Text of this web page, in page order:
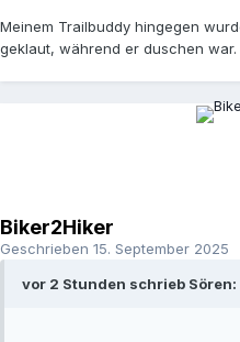
Meinem Trailbuddy hingegen
geklaut, während er duschen war.
Biker2Hiker
Geschrieben 15. September 2025
vor 2 Stunden schrieb Sören: